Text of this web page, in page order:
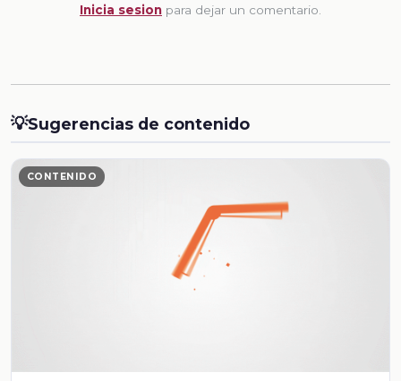
Inicia sesion para dejar un comentario.
💡Sugerencias de contenido
CONTENIDO